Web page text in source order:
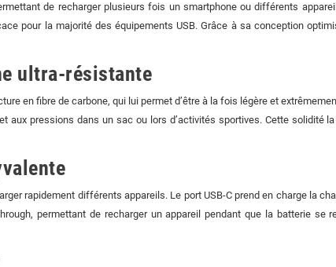
de recharger plusieurs fois un smartphone ou différents
pour la majorité des équipements USB. Grâce à sa conception
ultra-résistante
en fibre de carbone, qui lui permet d’être à la fois légère et
pressions dans un sac ou lors d’activités sportives. Cette solidité
rapidement différents appareils. Le port USB-C prend en charge la
permettant de recharger un appareil pendant que la batterie se